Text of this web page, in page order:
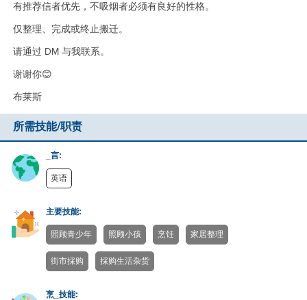
有推荐信者优先，不吸烟者必须有良好的性格。
仅整理、完成或终止搬迁。
请通过 DM 与我联系。
谢谢你😊
布莱斯
所需技能/职责
_言:
英语
主要技能:
照顾青少年 照顾小孩 烹饪 家居整理
街市採购 採购生活杂货
烹_技能: